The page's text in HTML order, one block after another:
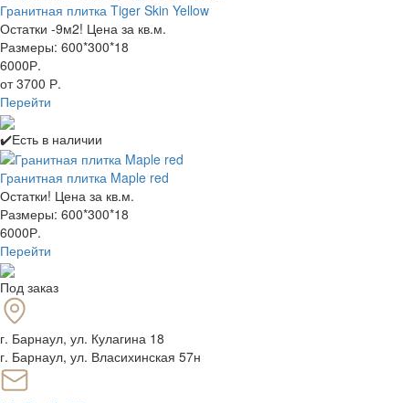
Гранитная плитка Tiger Skin Yellow
Остатки -9м2! Цена за кв.м.
Размеры: 600*300*18
6000Р.
от 3700 Р.
Перейти
✔️Есть в наличии
Гранитная плитка Maple red
Остатки! Цена за кв.м.
Размеры: 600*300*18
6000Р.
Перейти
Под заказ
г. Барнаул, ул. Кулагина 18
г. Барнаул, ул. Власихинская 57н